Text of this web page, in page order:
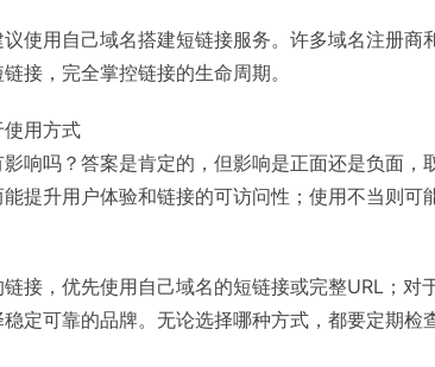
使用自己域名搭建短链接服务。许多域名注册商
接，完全掌控链接的生命周期。
用方式
响吗？答案是肯定的，但影响是正面还是负面，
提升用户体验和链接的可访问性；使用不当则可
接，优先使用自己域名的短链接或完整URL；对
定可靠的品牌。无论选择哪种方式，都要定期检